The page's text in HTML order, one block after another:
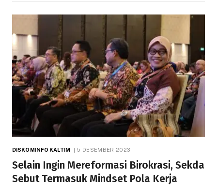
DISKOMINFO KALTIM 5 DESEMBER 2023
Selain Ingin Mereformasi Birokrasi, Sekda
Sebut Termasuk Mindset Pola Kerja